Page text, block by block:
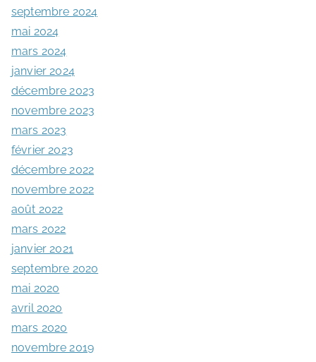
septembre 2024
mai 2024
mars 2024
janvier 2024
décembre 2023
novembre 2023
mars 2023
février 2023
décembre 2022
novembre 2022
août 2022
mars 2022
janvier 2021
septembre 2020
mai 2020
avril 2020
mars 2020
novembre 2019